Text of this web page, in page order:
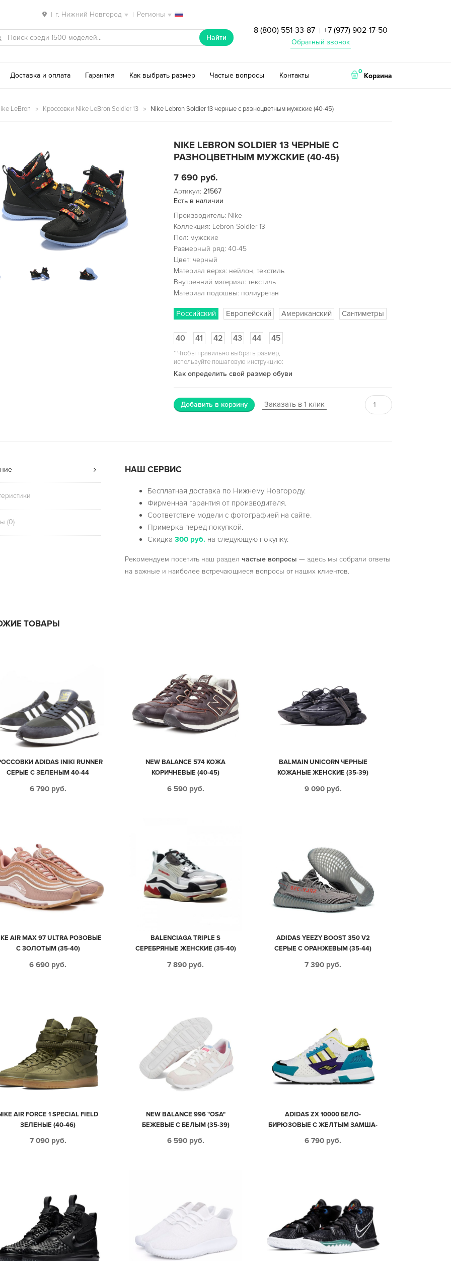
| г. Нижний Новгород | Регионы
Найти
8 (800) 551-33-87 | +7 (977) 902-17-50
Обратный звонок
Доставка и оплата Гарантия Как выбрать размер Частые вопросы Контакты 0
Корзина
LeBron Кроссовки Nike LeBron Soldier 13 Nike Lebron Soldier 13 черные с разноцветным мужские (40-45)
NIKE LEBRON SOLDIER 13 ЧЕРНЫЕ С
РАЗНОЦВЕТНЫМ МУЖСКИЕ (40-45)
7 690 руб.
Артикул: 21567
Есть в наличии
Производитель: Nike
Коллекция: Lebron Soldier 13
Пол: мужские
Размерный ряд: 40-45
Цвет: черный
Материал верха: нейлон, текстиль
Внутренний материал: текстиль
Материал подошвы: полиуретан
Российский Европейский Американский Сантиметры
40 41 42 43 44 45
*Чтобы правильно выбрать размер,
используйте пошаговую инструкцию:
Как определить свой размер обуви
Добавить в корзину Заказать в 1 клик
(0)
НАШ СЕРВИС
Бесплатная доставка по Нижнему Новгороду.
Фирменная гарантия от производителя.
Соответствие модели с фотографией на сайте.
Примерка перед покупкой.
Скидка300 руб. на следующую покупку.
Рекомендуем посетить наш разделчастые вопросы — здесь мы собрали ответы
на важные и наиболее встречающиеся вопросы от наших клиентов.
ТОВАРЫ
ADIDAS INIKI RUNNER
СЕРЫЕ С ЗЕЛЕНЫМ 40-44
6 790 руб.
NEW BALANCE 574 КОЖА
КОРИЧНЕВЫЕ (40-45)
6 590 руб.
BALMAIN UNICORN ЧЕРНЫЕ
КОЖАНЫЕ ЖЕНСКИЕ (35-39)
9 090 руб.
AIR MAX 97 ULTRA РОЗОВЫЕ
С ЗОЛОТЫМ (35-40)
6 690 руб.
BALENCIAGA TRIPLE S
СЕРЕБРЯНЫЕ ЖЕНСКИЕ (35-40)
7 890 руб.
ADIDAS YEEZY BOOST 350 V2
СЕРЫЕ С ОРАНЖЕВЫМ (35-44)
7 390 руб.
AIR FORCE 1 SPECIAL FIELD
ЗЕЛЕНЫЕ (40-46)
7 090 руб.
NEW BALANCE 996 "OSA"
БЕЖЕВЫЕ С БЕЛЫМ (35-39)
6 590 руб.
ADIDAS ZX 10000 БЕЛО-
БИРЮЗОВЫЕ С ЖЕЛТЫМ ЗАМША-
6 790 руб.